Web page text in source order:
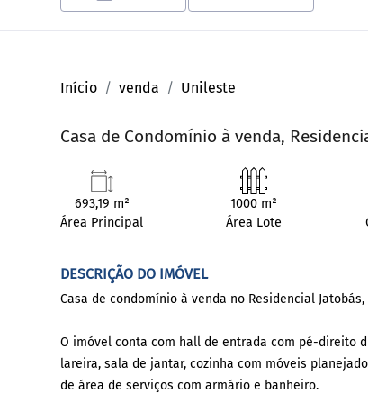
Início venda Unileste
Casa de Condomínio à venda,
693,19 m²
Área Principal
1000 m²
Área Lote
DESCRIÇÃO DO IMÓVEL
Casa de condomínio à venda no Residencial
O imóvel conta com hall de entrada com pé-direito
lareira, sala de jantar, cozinha com móveis
de área de serviços com armário e banheiro.